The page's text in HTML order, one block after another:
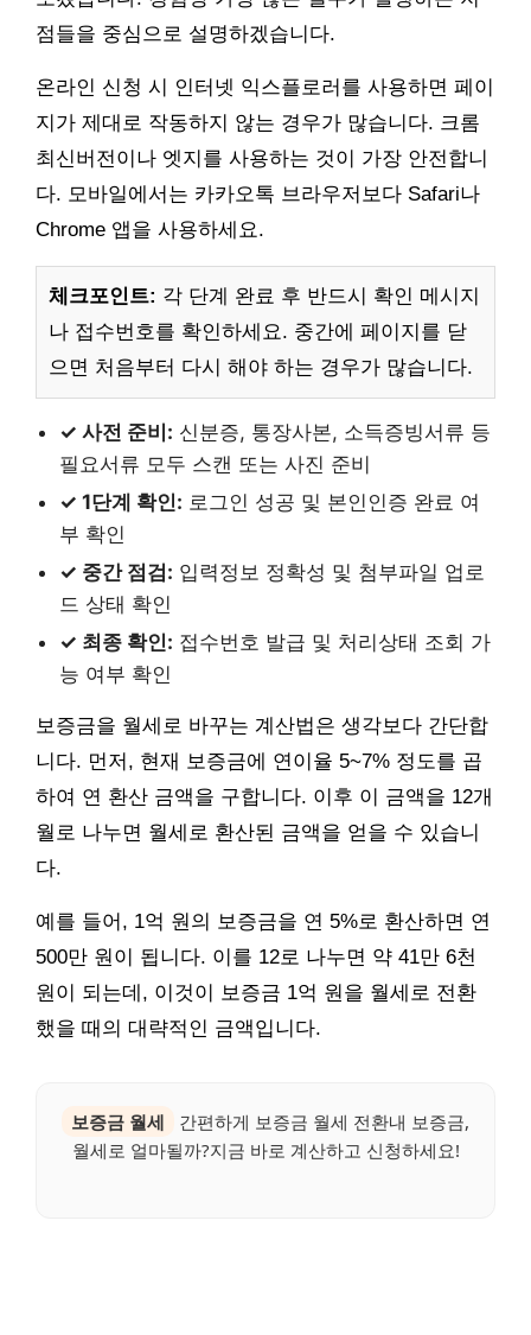
점들을 중심으로 설명하겠습니다.
온라인 신청 시 인터넷 익스플로러를 사용하면 페이
지가 제대로 작동하지 않는 경우가 많습니다. 크롬
최신버전이나 엣지를 사용하는 것이 가장 안전합니
다. 모바일에서는 카카오톡 브라우저보다 Safari나
Chrome 앱을 사용하세요.
체크포인트: 각 단계 완료 후 반드시 확인 메시지
나 접수번호를 확인하세요. 중간에 페이지를 닫
으면 처음부터 다시 해야 하는 경우가 많습니다.
✓ 사전 준비: 신분증, 통장사본, 소득증빙서류 등
필요서류 모두 스캔 또는 사진 준비
✓ 1단계 확인: 로그인 성공 및 본인인증 완료 여
부 확인
✓ 중간 점검: 입력정보 정확성 및 첨부파일 업로
드 상태 확인
✓ 최종 확인: 접수번호 발급 및 처리상태 조회 가
능 여부 확인
보증금을 월세로 바꾸는 계산법은 생각보다 간단합
니다. 먼저, 현재 보증금에 연이율 5~7% 정도를 곱
하여 연 환산 금액을 구합니다. 이후 이 금액을 12개
월로 나누면 월세로 환산된 금액을 얻을 수 있습니
다.
예를 들어, 1억 원의 보증금을 연 5%로 환산하면 연
500만 원이 됩니다. 이를 12로 나누면 약 41만 6천
원이 되는데, 이것이 보증금 1억 원을 월세로 전환
했을 때의 대략적인 금액입니다.
보증금 월세
간편하게 보증금 월세 전환내 보증금,
월세로 얼마될까?지금 바로 계산하고 신청하세요!